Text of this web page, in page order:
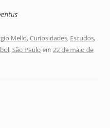
Mello,Curiosidades, Escudos,
,São Paulo em 22 de maio de